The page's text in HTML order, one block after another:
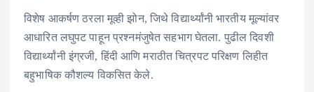
विशेष आकर्षण ठरला मूव्ही झोन, जिथे विद्यार्थ्यांनी भारतीय मूल्यांवर
आधारित लघुपट पाहून प्रश्नमंजुषेत सहभाग घेतला. पुढील दिवशी
विद्यार्थ्यांनी इंग्रजी, हिंदी आणि मराठीत चित्रपट परिक्षण लिहीत
बहुभाषिक कौशल्य विकसित केले.